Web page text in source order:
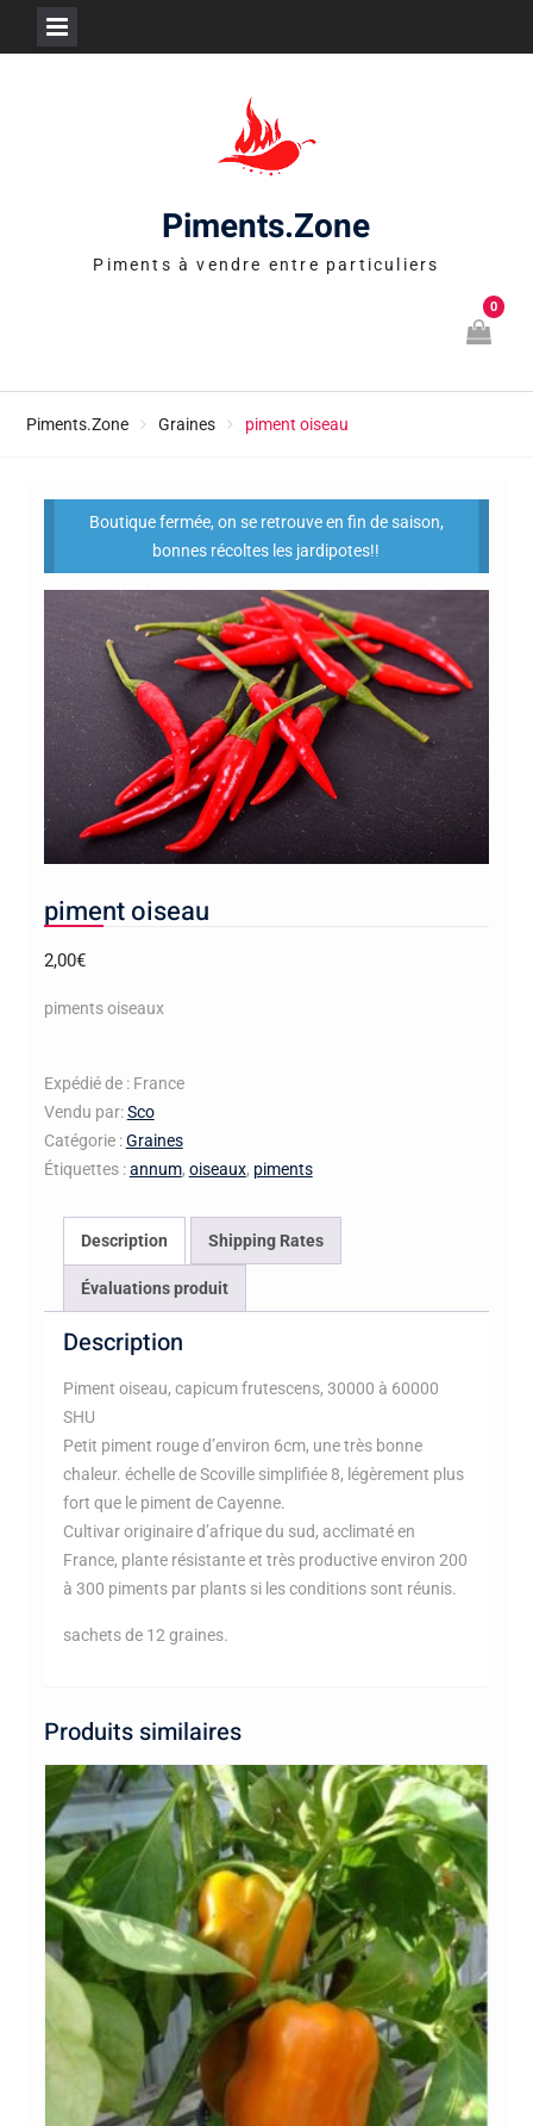
Piments.Zone
Piments à vendre entre particuliers
0
Piments.Zone Graines piment oiseau
Boutique fermée, on se retrouve en fin de saison,
bonnes récoltes les jardipotes!!
piment oiseau
2,00€
piments oiseaux
Expédié de : France
Vendu par:Sco
Catégorie :Graines
Étiquettes :annum, oiseaux, piments
Description Shipping Rates
Évaluations produit
Description
Piment oiseau, capicum frutescens, 30000 à 60000
SHU
Petit piment rouge d’environ 6cm, une très bonne
chaleur. échelle de Scoville simplifiée 8, légèrement plus
fort que le piment de Cayenne.
Cultivar originaire d’afrique du sud, acclimaté en
France, plante résistante et très productive environ 200
à 300 piments par plants si les conditions sont réunis.
sachets de 12 graines.
Produits similaires